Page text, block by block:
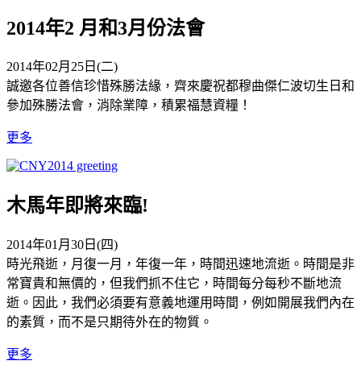
2014年2 月和3月份法會
2014年02月25日(二)
誠邀各位善信珍惜殊勝法緣，齊來慶祝都穆曲傑仁波切生日和
參加殊勝法會，消除業障，積累福慧資糧！
更多
木馬年即將來臨!
2014年01月30日(四)
時光飛逝，月復一月，年復一年，時間迅速地流逝。時間是非
常寶貴和無價的，但我們抓不住它，時間每分每秒不斷地流
逝。因此，我們必須要有意義地運用時間，例如開展我們內在
的素質，而不是只期待外在的物質。
更多